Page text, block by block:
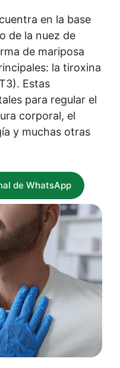
en la base
de la nuez de
de mariposa
la tiroxina
Estas
para regular el
corporal, el
y muchas otras
de WhatsApp